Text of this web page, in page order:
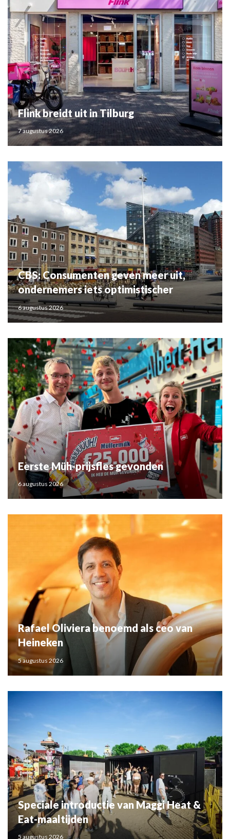
Flink breidt uit in Tilburg
7 augustus 2026
CBS: Consumenten geven meer uit,
ondernemers iets optimistischer
6 augustus 2026
Eerste Müh-prijsfles gevonden
6 augustus 2026
Rafael Oliviera benoemd als ceo van
Heineken
5 augustus 2026
Speciale introductie van Maggi Heat &
Eat-maaltijden
5 augustus 2026